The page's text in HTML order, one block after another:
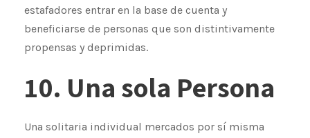
estafadores entrar en la base de cuenta y
beneficiarse de personas que son distintivamente
propensas y deprimidas.
10. Una sola Persona
Una solitaria individual mercados por sí misma